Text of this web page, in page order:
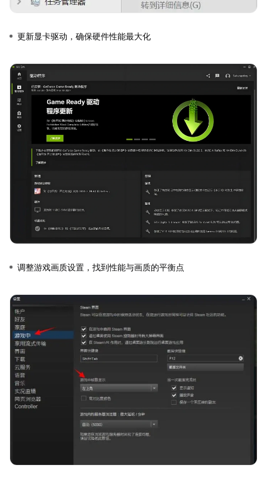
更新显卡驱动，确保硬件性能最大化
调整游戏画质设置，找到性能与画质的平衡点